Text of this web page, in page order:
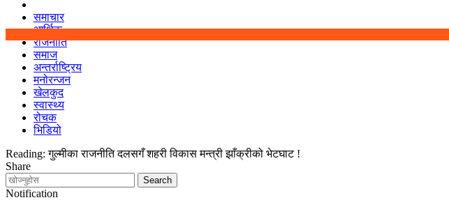
समाचार
आर्थिक
राजनीति
समाज
अन्तर्राष्ट्रिय
मनोरन्जन
खेलकुद
स्वास्थ्य
रोचक
भिडियो
Reading: गुल्मीका राजनीति दलसगँ शहरी विकास मन्त्री झाँक्रीको भेटघाट !
Share
Notification